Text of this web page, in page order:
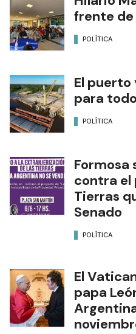
frente de
POLÍTICA
El
para
POLÍTICA
Formosa
contra el
Tierras
Senado
POLÍTICA
El
papa